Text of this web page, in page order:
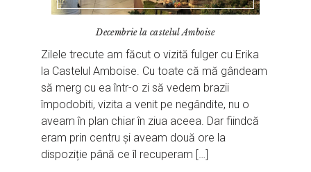
Decembrie la castelul Amboise
Zilele trecute am făcut o vizită fulger cu Erika
la Castelul Amboise. Cu toate că mă gândeam
să merg cu ea într-o zi să vedem brazii
împodobiti, vizita a venit pe negândite, nu o
aveam în plan chiar în ziua aceea. Dar fiindcă
eram prin centru și aveam două ore la
dispoziție până ce îl recuperam […]